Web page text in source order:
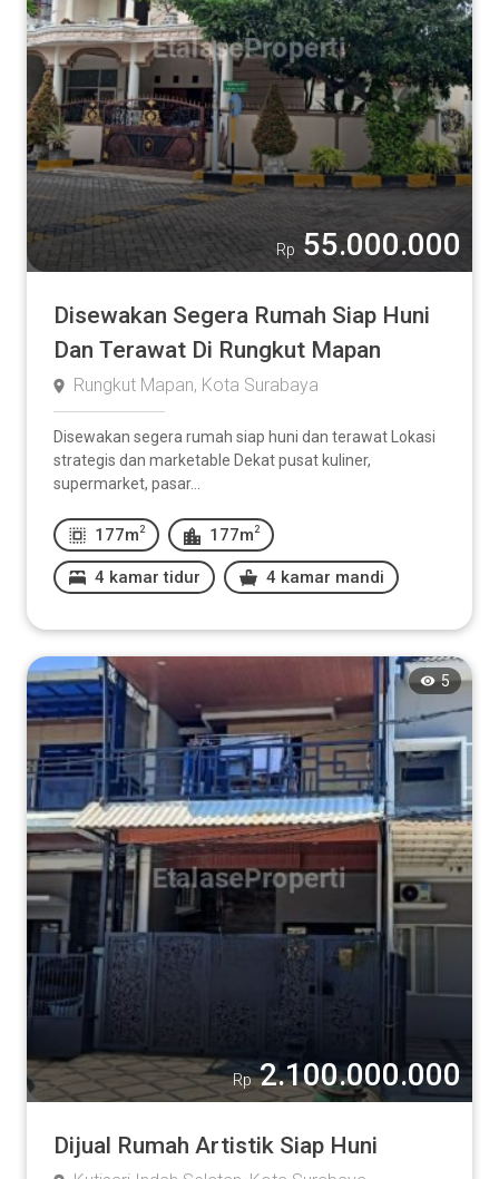
Rp 55.000.000
Disewakan Segera Rumah Siap Huni
Dan Terawat Di Rungkut Mapan
Rungkut Mapan, Kota Surabaya
Disewakan segera rumah siap huni dan terawat Lokasi
strategis dan marketable Dekat pusat kuliner,
supermarket, pasar...
177m 2 177m 2
4 kamar tidur 4 kamar mandi
5
Rp 2.100.000.000
Dijual Rumah Artistik Siap Huni